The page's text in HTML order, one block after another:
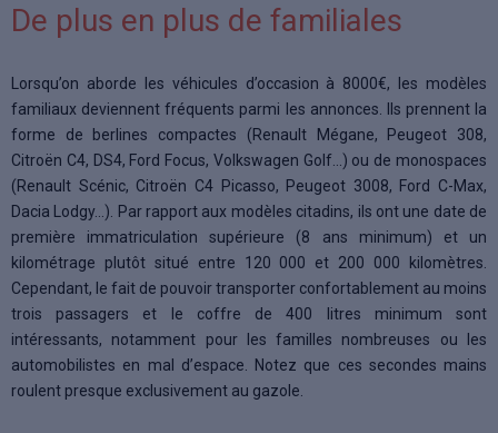
De plus en plus de familiales
Lorsqu’on aborde les véhicules d’occasion à 8000€, les modèles
familiaux deviennent fréquents parmi les annonces. Ils prennent la
forme de berlines compactes (Renault Mégane, Peugeot 308,
Citroën C4, DS4, Ford Focus, Volkswagen Golf…) ou de monospaces
(Renault Scénic, Citroën C4 Picasso, Peugeot 3008, Ford C-Max,
Dacia Lodgy…). Par rapport aux modèles citadins, ils ont une date de
première immatriculation supérieure (8 ans minimum) et un
kilométrage plutôt situé entre 120 000 et 200 000 kilomètres.
Cependant, le fait de pouvoir transporter confortablement au moins
trois passagers et le coffre de 400 litres minimum sont
intéressants, notamment pour les familles nombreuses ou les
automobilistes en mal d’espace. Notez que ces secondes mains
roulent presque exclusivement au gazole.